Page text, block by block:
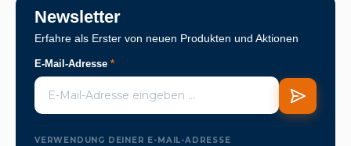
Newsletter
Erfahre als Erster von neuen Produkten und Aktionen
E-Mail-Adresse *
VERWENDUNG DEINER E-MAIL-ADRESSE